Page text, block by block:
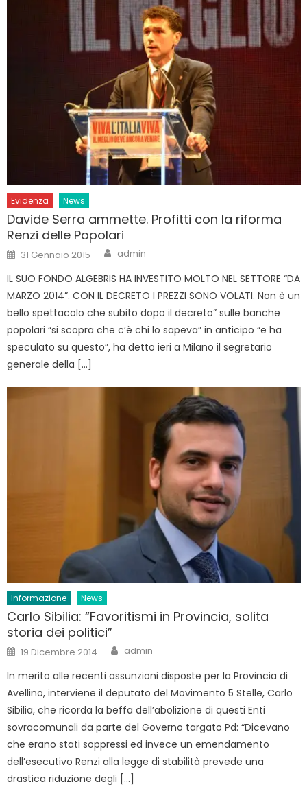
Evidenza News
Davide Serra ammette. Profitti con la riforma
Renzi delle Popolari
Posted
on
31 Gennaio 2015 Author
admin
IL SUO FONDO ALGEBRIS HA INVESTITO MOLTO NEL SETTORE “DA
MARZO 2014”. CON IL DECRETO I PREZZI SONO VOLATI. Non è un
bello spettacolo che subito dopo il decreto” sulle banche
popolari “si scopra che c’è chi lo sapeva” in anticipo “e ha
speculato su questo”, ha detto ieri a Milano il segretario
generale della […]
Informazione News
Carlo Sibilia: “Favoritismi in Provincia, solita
storia dei politici”
Posted
on
19 Dicembre 2014 Author
admin
In merito alle recenti assunzioni disposte per la Provincia di
Avellino, interviene il deputato del Movimento 5 Stelle, Carlo
Sibilia, che ricorda la beffa dell’abolizione di questi Enti
sovracomunali da parte del Governo targato Pd: “Dicevano
che erano stati soppressi ed invece un emendamento
dell’esecutivo Renzi alla legge di stabilità prevede una
drastica riduzione degli […]